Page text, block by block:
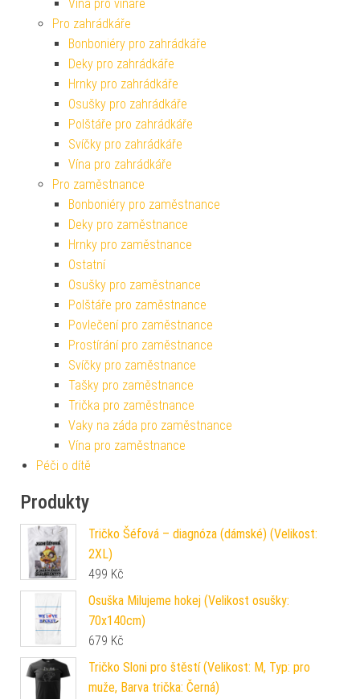
Vína pro vinaře
Pro zahrádkáře
Bonboniéry pro zahrádkáře
Deky pro zahrádkáře
Hrnky pro zahrádkáře
Osušky pro zahrádkáře
Polštáře pro zahrádkáře
Svíčky pro zahrádkáře
Vína pro zahrádkáře
Pro zaměstnance
Bonboniéry pro zaměstnance
Deky pro zaměstnance
Hrnky pro zaměstnance
Ostatní
Osušky pro zaměstnance
Polštáře pro zaměstnance
Povlečení pro zaměstnance
Prostírání pro zaměstnance
Svíčky pro zaměstnance
Tašky pro zaměstnance
Trička pro zaměstnance
Vaky na záda pro zaměstnance
Vína pro zaměstnance
Péči o dítě
Produkty
Tričko Šéfová – diagnóza (dámské) (Velikost:
2XL)
499 Kč
Osuška Milujeme hokej (Velikost osušky:
70x140cm)
679 Kč
Tričko Sloni pro štěstí (Velikost: M, Typ: pro
muže, Barva trička: Černá)